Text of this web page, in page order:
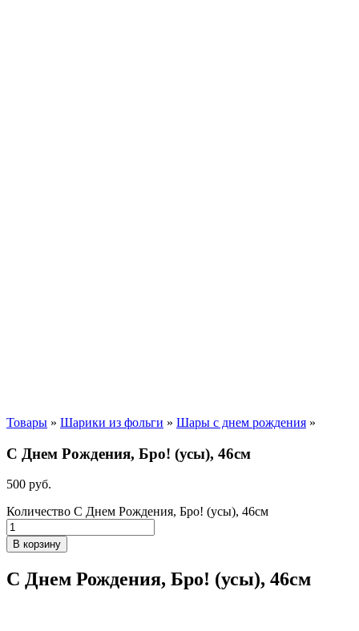
Товары » Шарики из фольги » Шары с днем рождения »
С Днем Рождения, Бро! (усы), 46см
500 руб.
Количество С Днем Рождения, Бро! (усы), 46см
В корзину
С Днем Рождения, Бро! (усы), 46см